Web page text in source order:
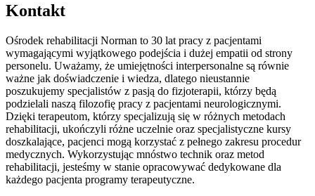
Kontakt
Ośrodek rehabilitacji Norman to 30 lat pracy z pacjentami
wymagającymi wyjątkowego podejścia i dużej empatii od strony
personelu. Uważamy, że umiejętności interpersonalne są równie
ważne jak doświadczenie i wiedza, dlatego nieustannie
poszukujemy specjalistów z pasją do fizjoterapii, którzy będą
podzielali naszą filozofię pracy z pacjentami neurologicznymi.
Dzięki terapeutom, którzy specjalizują się w różnych metodach
rehabilitacji, ukończyli różne uczelnie oraz specjalistyczne kursy
doszkalające, pacjenci mogą korzystać z pełnego zakresu procedur
medycznych. Wykorzystując mnóstwo technik oraz metod
rehabilitacji, jesteśmy w stanie opracowywać dedykowane dla
każdego pacjenta programy terapeutyczne.